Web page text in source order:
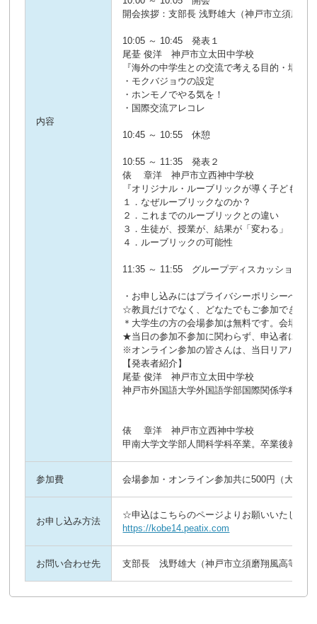
内容
開会挨拶：支部長 浅野雄大（神戸市立須磨翔
10:05 ～ 10:45 発表１
尾䑓 俊洋 神戸市立太田中学校
『海外の中学生との交流で考える目的・場面
・モクバジョウの設定
・ホンモノでやる気を！
・国際交流アレコレ
10:45 ～ 10:55 休憩
10:55 ～ 11:35 発表２
俵 章洋 神戸市立西神中学校
『オリジナル・ルーブリックが導く子どもた
１．なぜルーブリックなのか？
２．これまでのルーブリックとの違い
３．生徒が、授業が、結果が「変わる」
４．ルーブリックの可能性
11:35 ～ 11:55 グループディスカッション・
・お申し込みにはプライバシーポリシーへの
☆教員だけでなく、どなたでもご参加できま
＊大学生の方の会場参加は無料です。会場参
★当日の参加不参加に関わらず、申込者には
※オンライン参加の皆さんは、当日リアルタ
【発表者紹介】
尾䑓 俊洋 神戸市立太田中学校
神戸市外国語大学外国語学部国際関係学科卒
俵 章洋 神戸市立西神中学校
甲南大学文学部人間科学科卒業。卒業後就職
参加費 会場参加・オンライン参加共に500円（大学生
お申し込み方法
☆申込はこちらのページよりお願いいたしま
https://kobe14.peatix.com
お問い合わせ先 支部長 浅野雄大（神戸市立須磨翔風高等学